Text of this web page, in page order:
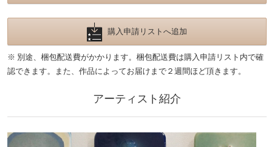
購入申請リストへ追加
※ 別途、梱包配送費がかかります。梱包配送費は購入申請リスト内で確
認できます。また、作品によってお届けまで２週間ほど頂きます。
アーティスト紹介